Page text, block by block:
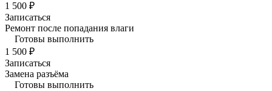
1 500 ₽
Записаться
Ремонт после попадания влаги
Готовы выполнить
1 500 ₽
Записаться
Замена разъёма
Готовы выполнить